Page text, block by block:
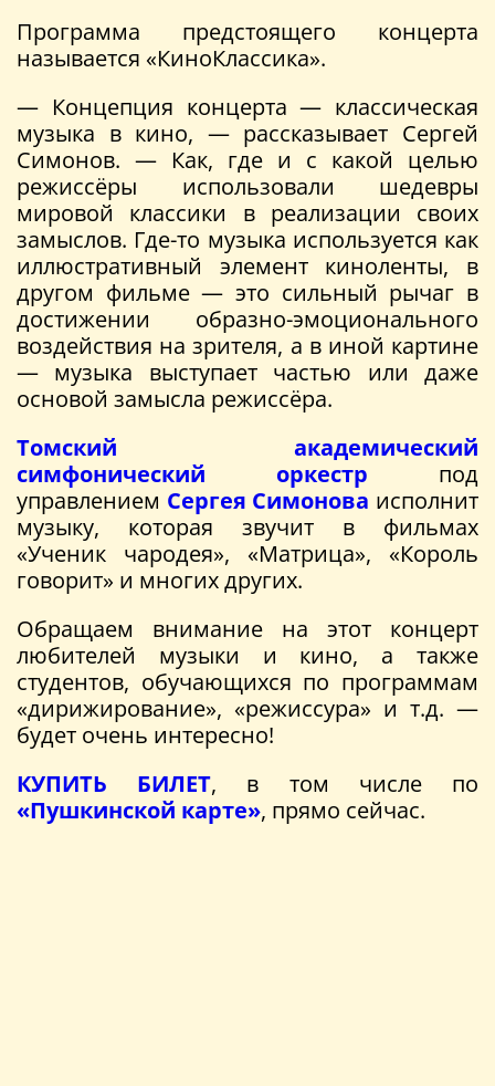
Программа предстоящего концерта
называется «КиноКлассика».
— Концепция концерта — классическая
музыка в кино, — рассказывает Сергей
Симонов. — Как, где и с какой целью
режиссёры использовали шедевры
мировой классики в реализации своих
замыслов. Где-то музыка используется как
иллюстративный элемент киноленты, в
другом фильме — это сильный рычаг в
достижении образно-эмоционального
воздействия на зрителя, а в иной картине
— музыка выступает частью или даже
основой замысла режиссёра.
Томский академический
симфонический оркестр под
управлением Сергея Симонова исполнит
музыку, которая звучит в фильмах
«Ученик чародея», «Матрица», «Король
говорит» и многих других.
Обращаем внимание на этот концерт
любителей музыки и кино, а также
студентов, обучающихся по программам
«дирижирование», «режиссура» и т.д. —
будет очень интересно!
КУПИТЬ БИЛЕТ, в том числе по
«Пушкинской карте», прямо сейчас.